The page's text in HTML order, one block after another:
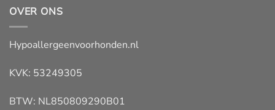
OVER ONS
Hypoallergeenvoorhonden.nl
KVK: 53249305
BTW: NL850809290B01